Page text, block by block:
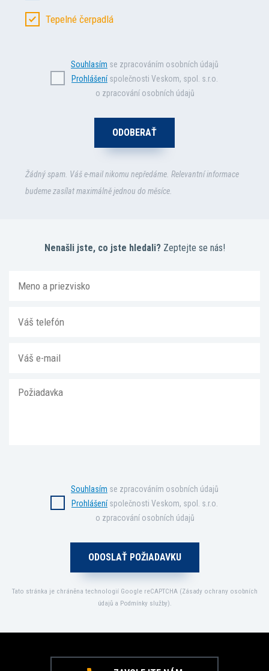
Tepelné čerpadlá
Souhlasím se zpracováním osobních údajů
Prohlášeníspolečnosti Veskom, spol. s.r.o.
o zpracování osobních údajů
Žádný spam. Váš e-mail nikomu nepředáme. Relevantní informace
budeme zasílat maximálně jednou do měsíce.
Nenašli jste, co jste hledali?Zeptejte se nás!
Souhlasím se zpracováním osobních údajů
Prohlášeníspolečnosti Veskom, spol. s.r.o.
o zpracování osobních údajů
Tato stránka je chráněna technologií Google reCAPTCHA (Zásady ochrany osobních
údajůa Podmínky služby).